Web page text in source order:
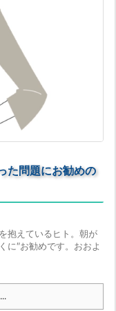
た問題にお勧めの
抱えているヒト。朝が
に″お勧めです。おおよ